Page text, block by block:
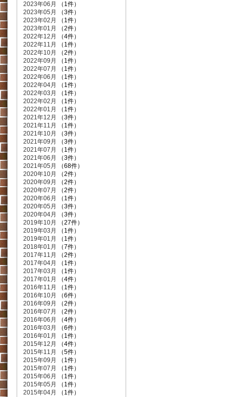
2023年06月
（1件）
2023年05月
（3件）
2023年02月
（1件）
2023年01月
（2件）
2022年12月
（4件）
2022年11月
（1件）
2022年10月
（2件）
2022年09月
（1件）
2022年07月
（1件）
2022年06月
（1件）
2022年04月
（1件）
2022年03月
（1件）
2022年02月
（1件）
2022年01月
（1件）
2021年12月
（3件）
2021年11月
（1件）
2021年10月
（3件）
2021年09月
（3件）
2021年07月
（1件）
2021年06月
（3件）
2021年05月
（68件）
2020年10月
（2件）
2020年09月
（2件）
2020年07月
（2件）
2020年06月
（1件）
2020年05月
（3件）
2020年04月
（3件）
2019年10月
（27件）
2019年03月
（1件）
2019年01月
（1件）
2018年01月
（7件）
2017年11月
（2件）
2017年04月
（1件）
2017年03月
（1件）
2017年01月
（4件）
2016年11月
（1件）
2016年10月
（6件）
2016年09月
（2件）
2016年07月
（2件）
2016年06月
（4件）
2016年03月
（6件）
2016年01月
（1件）
2015年12月
（4件）
2015年11月
（5件）
2015年09月
（1件）
2015年07月
（1件）
2015年06月
（1件）
2015年05月
（1件）
2015年04月
（1件）